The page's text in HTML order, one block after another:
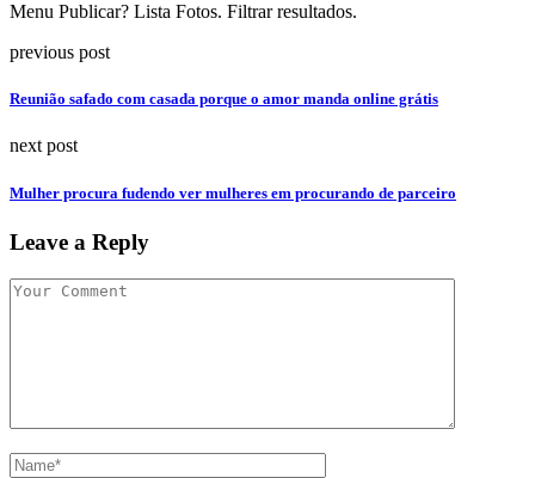
Menu Publicar? Lista Fotos. Filtrar resultados.
previous post
Reunião safado com casada porque o amor manda online grátis
next post
Mulher procura fudendo ver mulheres em procurando de parceiro
Leave a Reply